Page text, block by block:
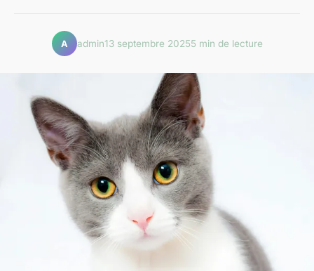
A admin13 septembre 20255 min de lecture